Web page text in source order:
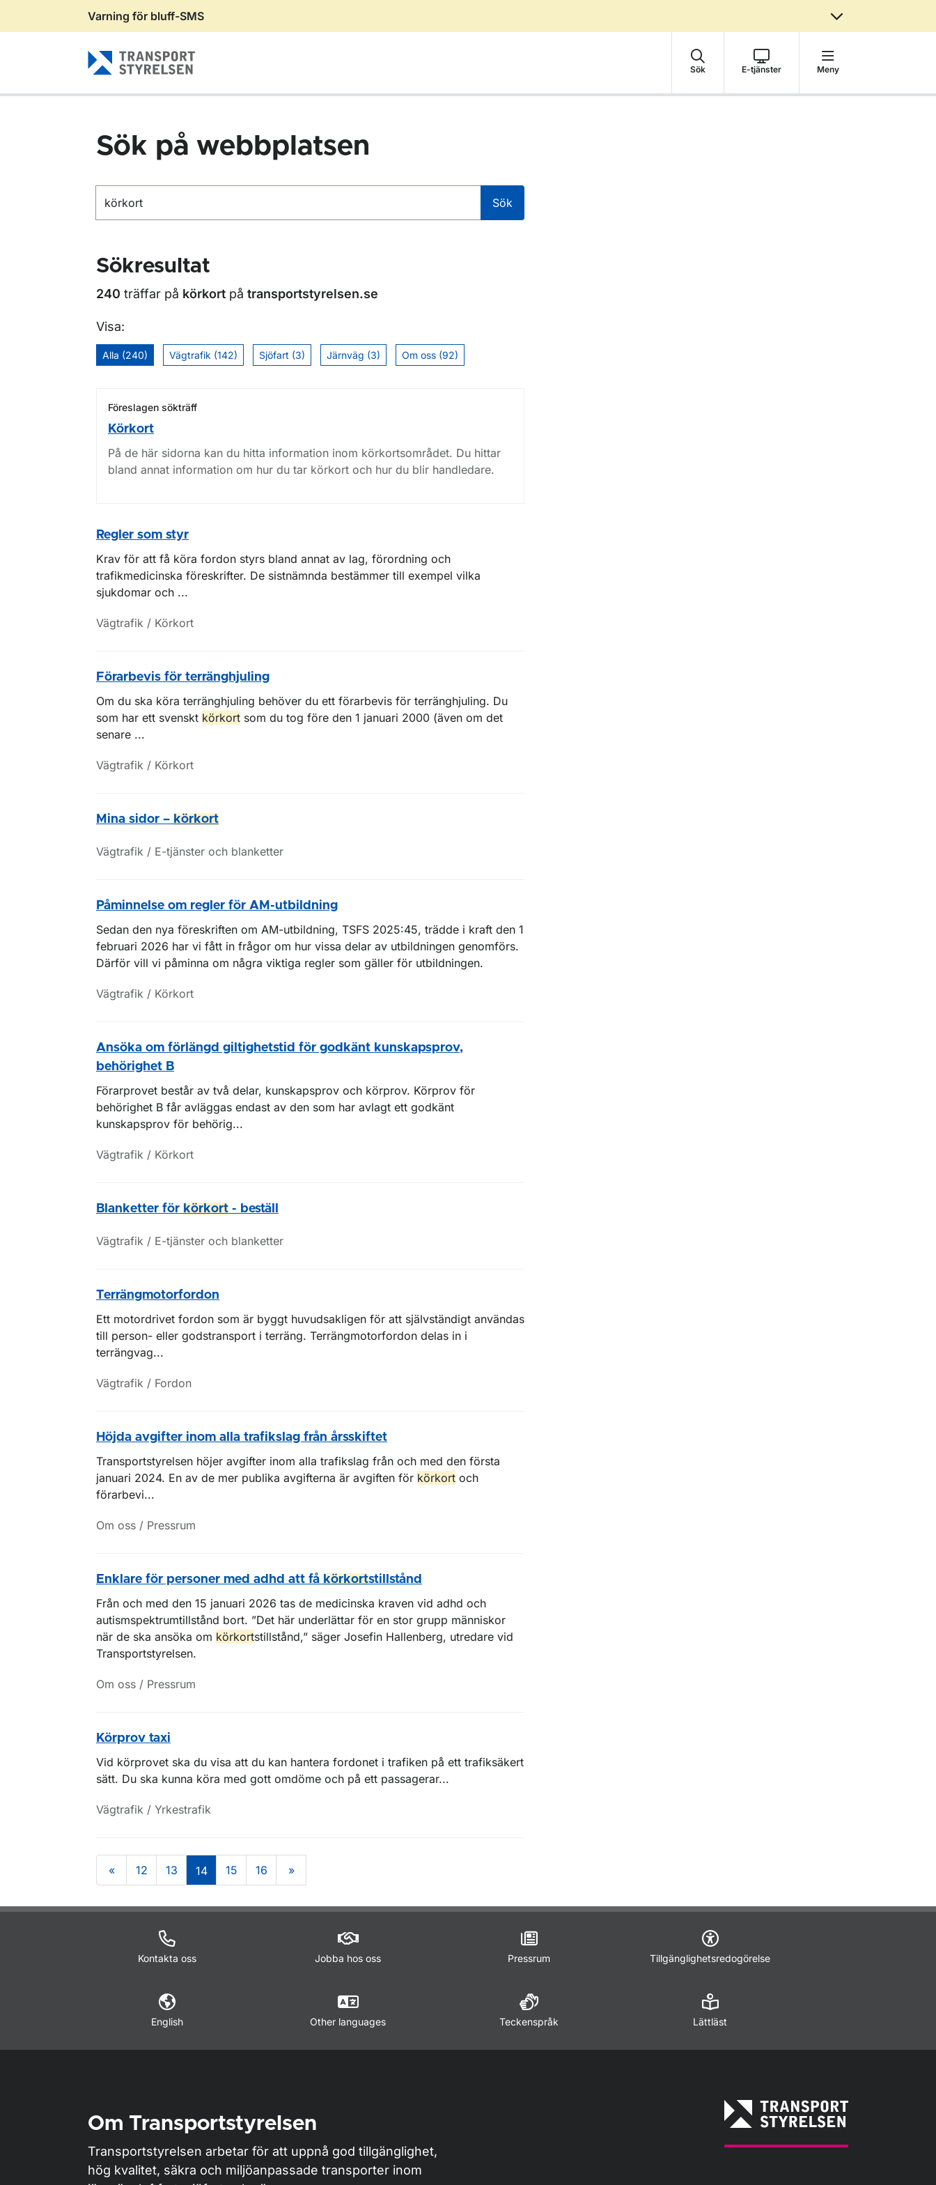
Gå till sidans innehåll
Varning för bluff-SMS
Sök E-tjänster Meny
Sök på webbplatsen
Sök
Sökresultat
240 träffar på körkort på transportstyrelsen.se
Visa:
Alla (240) Vägtrafik (142) Sjöfart (3) Järnväg (3) Om oss (92)
Föreslagen sökträff
Körkort
På de här sidorna kan du hitta information inom körkortsområdet. Du hittar
bland annat information om hur du tar körkort och hur du blir handledare.
Regler som styr
Krav för att få köra fordon styrs bland annat av lag, förordning och
trafikmedicinska föreskrifter. De sistnämnda bestämmer till exempel vilka
sjukdomar och ...
Vägtrafik / Körkort
Förarbevis för terränghjuling
Om du ska köra terränghjuling behöver du ett förarbevis för terränghjuling. Du
som har ett svenskt körkort som du tog före den 1 januari 2000 (även om det
senare ...
Vägtrafik / Körkort
Mina sidor – körkort
Vägtrafik / E-tjänster och blanketter
Påminnelse om regler för AM-utbildning
Sedan den nya föreskriften om AM-utbildning, TSFS 2025:45, trädde i kraft den 1
februari 2026 har vi fått in frågor om hur vissa delar av utbildningen genomförs.
Därför vill vi påminna om några viktiga regler som gäller för utbildningen.
Vägtrafik / Körkort
Ansöka om förlängd giltighetstid för godkänt kunskapsprov,
behörighet B
Förarprovet består av två delar, kunskapsprov och körprov. Körprov för
behörighet B får avläggas endast av den som har avlagt ett godkänt
kunskapsprov för behörig...
Vägtrafik / Körkort
Blanketter för körkort - beställ
Vägtrafik / E-tjänster och blanketter
Terrängmotorfordon
Ett motordrivet fordon som är byggt huvudsakligen för att självständigt användas
till person- eller godstransport i terräng. Terrängmotorfordon delas in i
terrängvag...
Vägtrafik / Fordon
Höjda avgifter inom alla trafikslag från årsskiftet
Transportstyrelsen höjer avgifter inom alla trafikslag från och med den första
januari 2024. En av de mer publika avgifterna är avgiften för körkort och
förarbevi...
Om oss / Pressrum
Enklare för personer med adhd att få körkortstillstånd
Från och med den 15 januari 2026 tas de medicinska kraven vid adhd och
autismspektrumtillstånd bort. ”Det här underlättar för en stor grupp människor
när de ska ansöka om körkortstillstånd,” säger Josefin Hallenberg, utredare vid
Transportstyrelsen.
Om oss / Pressrum
Körprov taxi
Vid körprovet ska du visa att du kan hantera fordonet i trafiken på ett trafiksäkert
sätt. Du ska kunna köra med gott omdöme och på ett passagerar...
Vägtrafik / Yrkestrafik
« 12 13 14 15 16 »
Om sidan
Kontakta oss Jobba hos oss Pressrum Tillgänglighetsredogörelse
English Other languages Teckenspråk Lättläst
Om Transportstyrelsen
Transportstyrelsen arbetar för att uppnå god tillgänglighet,
hög kvalitet, säkra och miljöanpassade transporter inom